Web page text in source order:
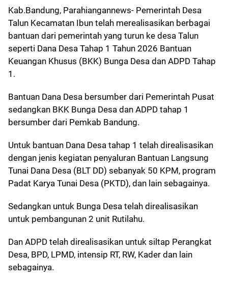
Kab.Bandung, Parahiangannews- Pemerintah Desa
Talun Kecamatan Ibun telah merealisasikan berbagai
bantuan dari pemerintah yang turun ke desa Talun
seperti Dana Desa Tahap 1 Tahun 2026 Bantuan
Keuangan Khusus (BKK) Bunga Desa dan ADPD Tahap
1.
Bantuan Dana Desa bersumber dari Pemerintah Pusat
sedangkan BKK Bunga Desa dan ADPD tahap 1
bersumber dari Pemkab Bandung.
Untuk bantuan Dana Desa tahap 1 telah direalisasikan
dengan jenis kegiatan penyaluran Bantuan Langsung
Tunai Dana Desa (BLT DD) sebanyak 50 KPM, program
Padat Karya Tunai Desa (PKTD), dan lain sebagainya.
Sedangkan untuk Bunga Desa telah direalisasikan
untuk pembangunan 2 unit Rutilahu.
Dan ADPD telah direalisasikan untuk siltap Perangkat
Desa, BPD, LPMD, intensip RT, RW, Kader dan lain
sebagainya.